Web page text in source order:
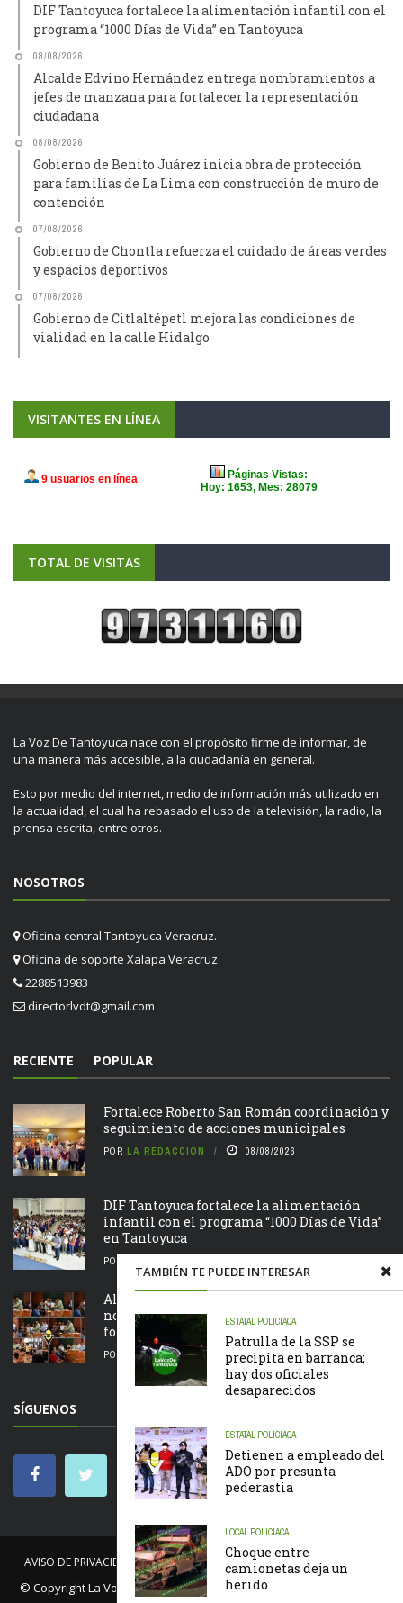
TAMBIÉN TE PUEDE INTERESAR
ESTATAL POLICIACA
Patrulla de la SSP se
precipita en barranca;
hay dos oficiales
desaparecidos
ESTATAL POLICIACA
Detienen a empleado del
ADO por presunta
pederastia
LOCAL POLICIACA
Choque entre
camionetas deja un
herido
DIF Tantoyuca fortalece la alimentación infantil con el
programa “1000 Días de Vida” en Tantoyuca
08/08/2026
Alcalde Edvino Hernández entrega nombramientos a
jefes de manzana para fortalecer la representación
ciudadana
08/08/2026
Gobierno de Benito Juárez inicia obra de protección
para familias de La Lima con construcción de muro de
contención
07/08/2026
Gobierno de Chontla refuerza el cuidado de áreas verdes
y espacios deportivos
07/08/2026
Gobierno de Citlaltépetl mejora las condiciones de
vialidad en la calle Hidalgo
VISITANTES EN LÍNEA
TOTAL DE VISITAS
La Voz De Tantoyuca nace con el propósito firme de informar, de
una manera más accesible, a la ciudadanía en general.
Esto por medio del internet, medio de información más utilizado en
la actualidad, el cual ha rebasado el uso de la televisión, la radio, la
prensa escrita, entre otros.
NOSOTROS
Oficina central Tantoyuca Veracruz.
Oficina de soporte Xalapa Veracruz.
2288513983
directorlvdt@gmail.com
RECIENTE POPULAR
Fortalece Roberto San Román coordinación y
seguimiento de acciones municipales
POR LA REDACCIÓN 08/08/2026
DIF Tantoyuca fortalece la alimentación
infantil con el programa “1000 Días de Vida”
en Tantoyuca
POR
Alcalde Edvino Hernández entrega
nombramientos a jefes de manzana para
fortalecer la representación ciudadana
POR LA REDACCIÓN 08/08/2026
SÍGUENOS
AVISO DE PRIVACIDAD NOSOTROS NOTICIAS CÓDIGO DE ÉTICA
© CopyrightLa Voz de Tantoyuca. Todos los derechos reservados.